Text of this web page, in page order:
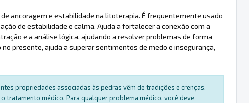
ancoragem e estabilidade na litoterapia. É frequentemente usado
de estabilidade e calma. Ajuda a fortalecer a conexão com a
e a análise lógica, ajudando a resolver problemas de forma
presente, ajuda a superar sentimentos de medo e insegurança,
propriedades associadas às pedras vêm de tradições e crenças.
tratamento médico. Para qualquer problema médico, você deve